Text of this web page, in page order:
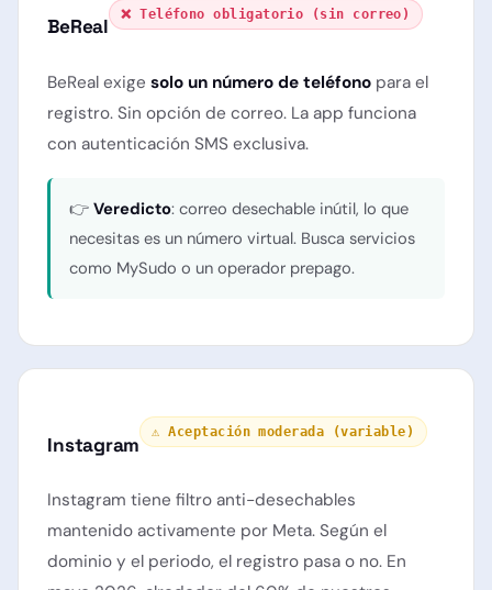
BeReal
❌ Teléfono obligatorio (sin correo)
BeReal exigesolo un número de teléfono para el
registro. Sin opción de correo. La app funciona
con autenticación SMS exclusiva.
👉Veredicto: correo desechable inútil, lo que
necesitas es un número virtual. Busca servicios
como MySudo o un operador prepago.
Instagram
⚠️ Aceptación moderada (variable)
Instagram tiene filtro anti-desechables
mantenido activamente por Meta. Según el
dominio y el periodo, el registro pasa o no. En